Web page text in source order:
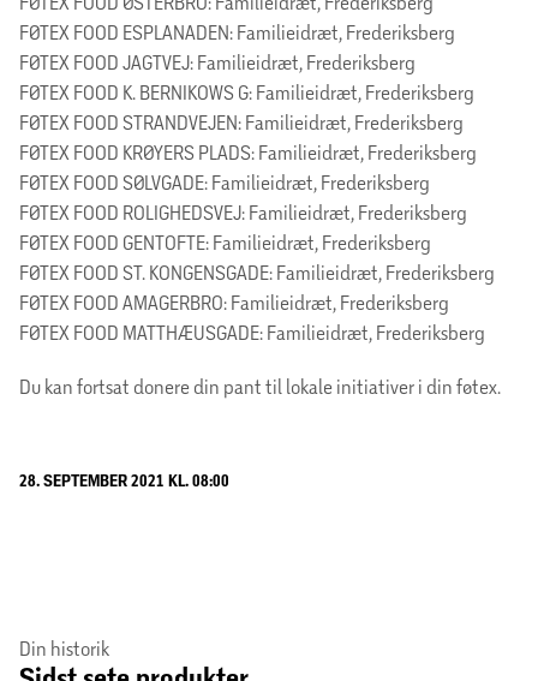
FØTEX FOOD ESPLANADEN: Familieidræt, Frederiksberg
FØTEX FOOD JAGTVEJ: Familieidræt, Frederiksberg
FØTEX FOOD K. BERNIKOWS G: Familieidræt, Frederiksberg
FØTEX FOOD STRANDVEJEN: Familieidræt, Frederiksberg
FØTEX FOOD KRØYERS PLADS: Familieidræt, Frederiksberg
FØTEX FOOD SØLVGADE: Familieidræt, Frederiksberg
FØTEX FOOD ROLIGHEDSVEJ: Familieidræt, Frederiksberg
FØTEX FOOD GENTOFTE: Familieidræt, Frederiksberg
​FØTEX FOOD ST. KONGENSGADE: Familieidræt, Frederiksberg
FØTEX FOOD AMAGERBRO: Familieidræt, Frederiksberg
FØTEX FOOD MATTHÆUSGADE: Familieidræt, Frederiksberg
Du kan fortsat donere din pant til lokale initiativer i din føtex.
28. SEPTEMBER 2021 KL. 08:00
Din historik